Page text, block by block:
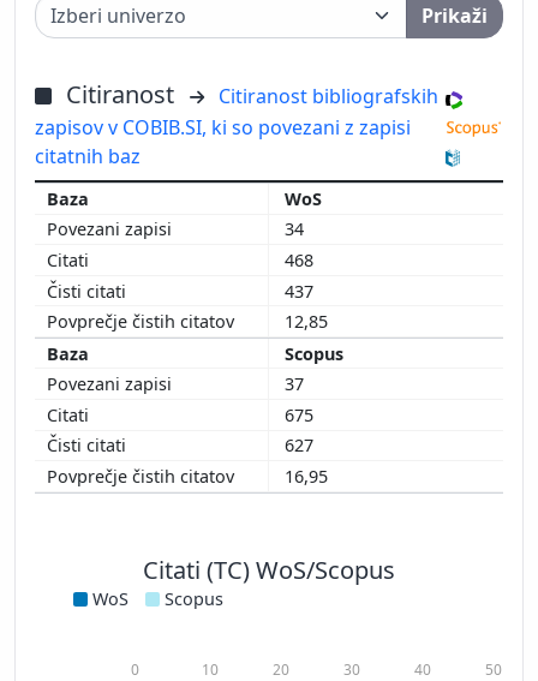
Prikaži
Citiranost
Citiranost bibliografskih
zapisov v COBIB.SI, ki so povezani z zapisi
citatnih baz
WoS
34
468
437
12,85
Scopus
37
675
627
16,95
Citati (TC) WoS/Scopus
WoS Scopus
0 10 20 30 40 50